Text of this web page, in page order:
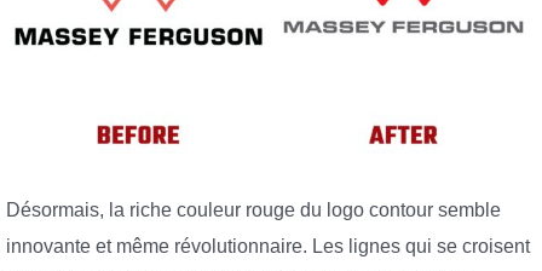
Désormais, la riche couleur rouge du logo contour semble
innovante et même révolutionnaire. Les lignes qui se croisent